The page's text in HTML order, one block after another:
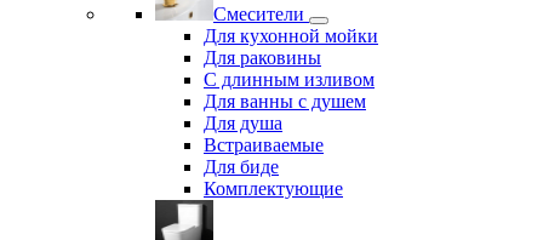
Смесители
Для кухонной мойки
Для раковины
С длинным изливом
Для ванны с душем
Для душа
Встраиваемые
Для биде
Комплектующие